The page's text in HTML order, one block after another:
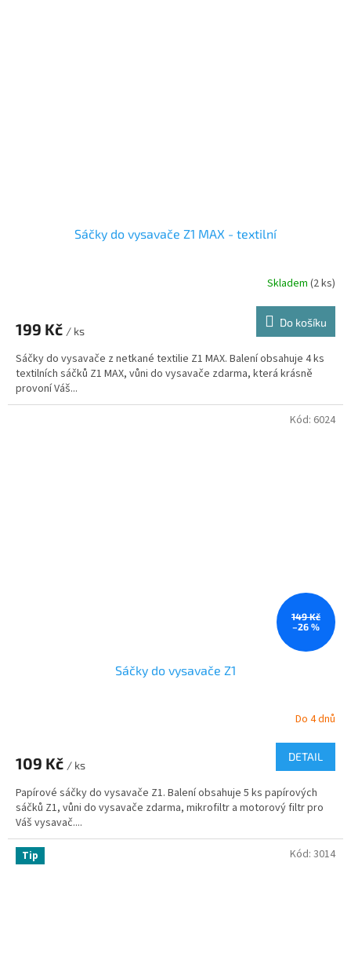
Sáčky do vysavače Z1 MAX - textilní
Skladem (2 ks)
199 Kč / ks
Do košíku
Sáčky do vysavače z netkané textilie Z1 MAX. Balení obsahuje 4 ks
textilních sáčků Z1 MAX, vůni do vysavače zdarma, která krásně
provoní Váš...
149 Kč
–26 %
Sáčky do vysavače Z1
Do 4 dnů
109 Kč / ks
DETAIL
Papírové sáčky do vysavače Z1. Balení obsahuje 5 ks papírových
sáčků Z1, vůni do vysavače zdarma, mikrofiltr a motorový filtr pro
Váš vysavač....
Kód: 6024
Tip Kód: 3014